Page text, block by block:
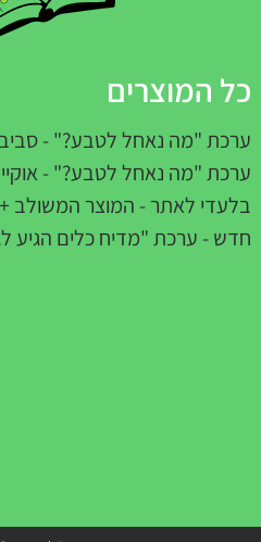
כל המוצרים
ערכת "מה נאחל לטבע?" -
ערכת "מה נאחל לטבע?" -
בלעדי לאתר - המוצר המשולב +
חדש - ערכת "מדיח כלים הגיע